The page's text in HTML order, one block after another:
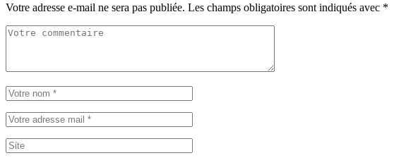
Votre adresse e-mail ne sera pas publiée. Les champs obligatoires sont indiqués avec *